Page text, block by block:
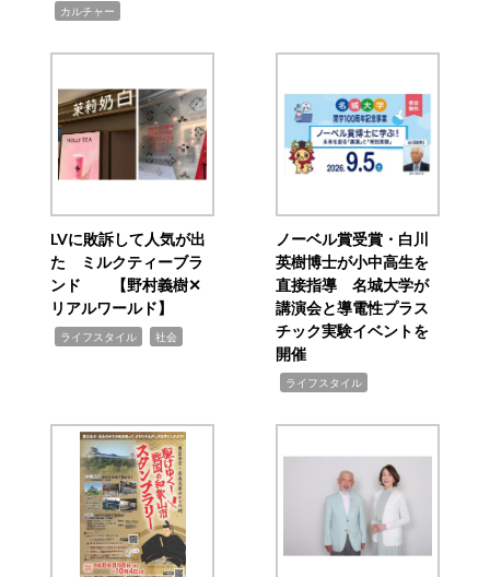
カルチャー
LVに敗訴して人気が出
た ミルクティーブラ
ンド 【野村義樹✕
リアルワールド】
ライフスタイル 社会
ノーベル賞受賞・白川
英樹博士が小中高生を
直接指導 名城大学が
講演会と導電性プラス
チック実験イベントを
開催
ライフスタイル